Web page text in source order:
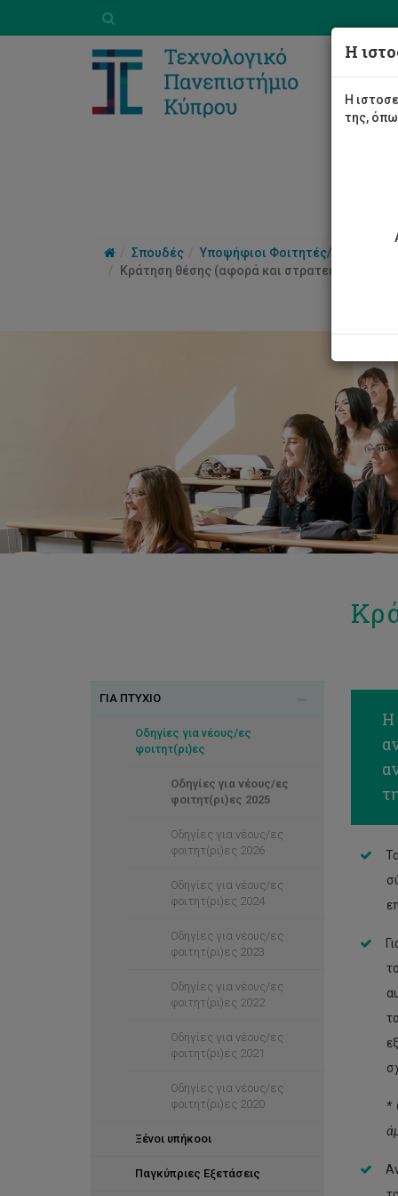
Σπουδές Υποψήφιοι Φοιτητές/τριες
Κράτηση θέσης (αφορά και στρατεύσιμους)
ΓΙΑ ΠΤΥΧΙΟ
Οδηγίες για νέους/ες
φοιτητ(ρι)ες
Οδηγίες για νέους/ες
φοιτητ(ρι)ες 2025
Οδηγίες για νέους/ες
φοιτητ(ρι)ες 2026
Οδηγίες για νέους/ες
φοιτητ(ρι)ες 2024
Οδηγίες για νέους/ες
φοιτητ(ρι)ες 2023
Οδηγίες για νέους/ες
φοιτητ(ρι)ες 2022
Οδηγίες για νέους/ες
φοιτητ(ρι)ες 2021
Οδηγίες για νέους/ες
φοιτητ(ρι)ες 2020
Ξένοι υπήκοοι
Παγκύπριες Εξετάσεις
Η
*
Η
Η
της,